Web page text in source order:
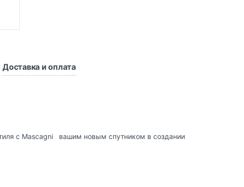
Доставка и оплата
с Mascagni вашим новым спутником в создании